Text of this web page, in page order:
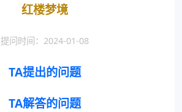
红楼梦境
提问时间：2024-01-08
TA提出的问题
TA解答的问题